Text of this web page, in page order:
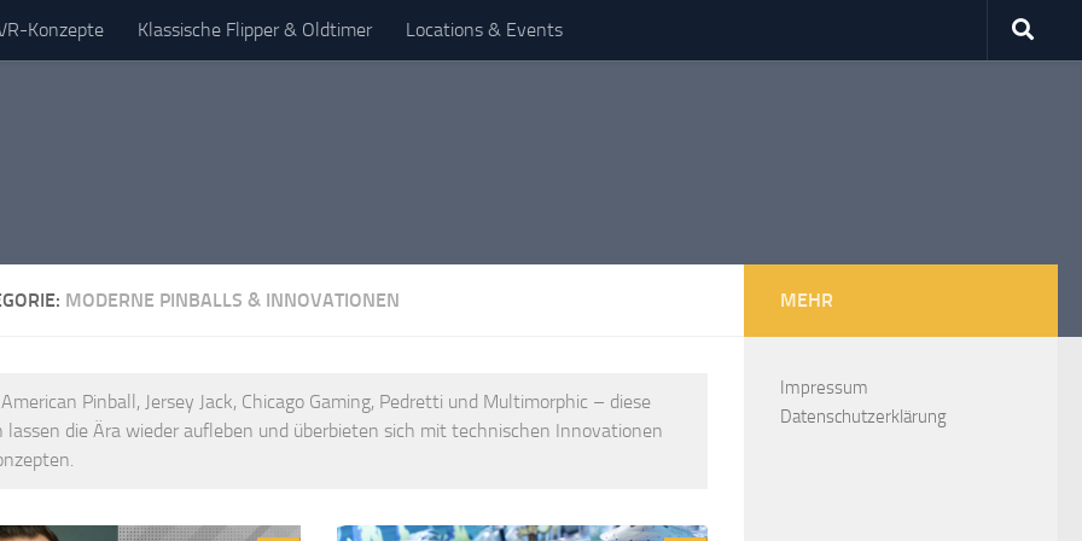
Konzepte Klassische Flipper & Oldtimer Locations & Events
MODERNE PINBALLS & INNOVATIONEN
Pinball, Jersey Jack, Chicago Gaming, Pedretti und Multimorphic – diese
lassen die Ära wieder aufleben und überbieten sich mit technischen Innovationen
MEHR
Impressum
Datenschutzerklärung